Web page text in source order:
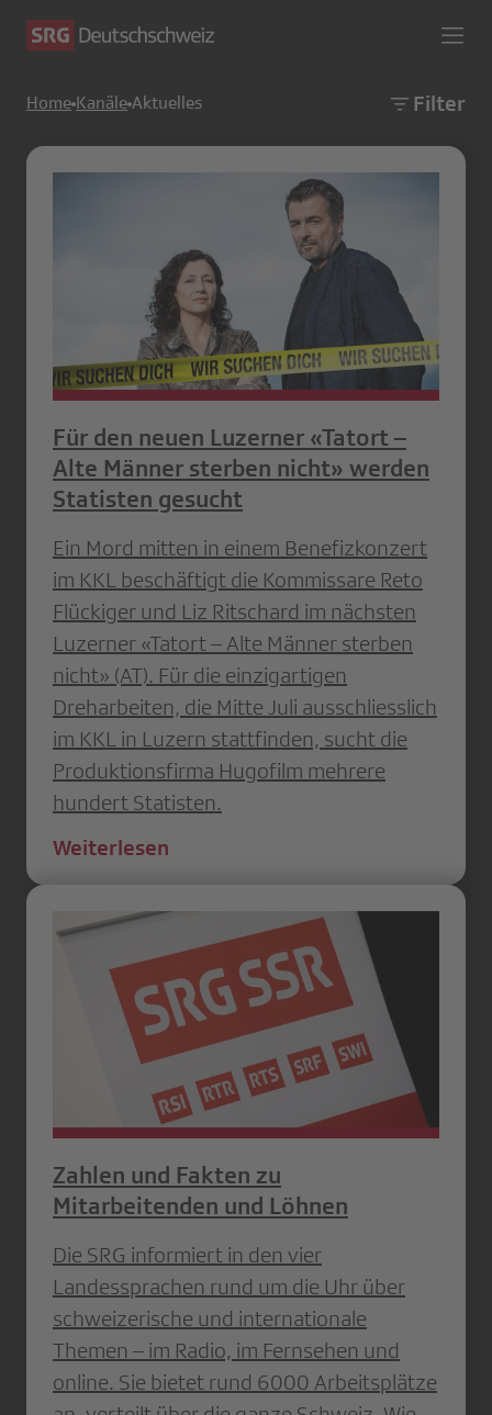
Home Kanäle Aktuelles Filter
Für den neuen Luzerner «Tatort –
Alte Männer sterben nicht» werden
Statisten gesucht
Ein Mord mitten in einem Benefizkonzert
im KKL beschäftigt die Kommissare Reto
Flückiger und Liz Ritschard im nächsten
Luzerner «Tatort – Alte Männer sterben
nicht» (AT). Für die einzigartigen
Dreharbeiten, die Mitte Juli ausschliesslich
im KKL in Luzern stattfinden, sucht die
Produktionsfirma Hugofilm mehrere
hundert Statisten.
Weiterlesen
Zahlen und Fakten zu
Mitarbeitenden und Löhnen
Die SRG informiert in den vier
Landessprachen rund um die Uhr über
schweizerische und internationale
Themen – im Radio, im Fernsehen und
online. Sie bietet rund 6000 Arbeitsplätze